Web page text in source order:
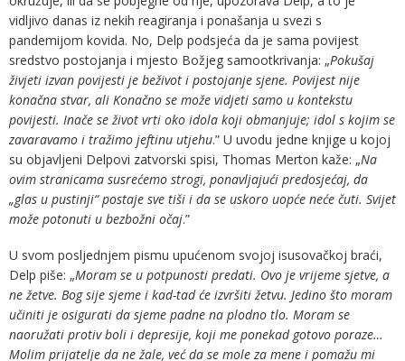
vidljivo danas iz nekih reagiranja i ponašanja u svezi s
pandemijom kovida. No, Delp podsjeća da je sama povijest
sredstvo postojanja i mjesto Božjeg samootkrivanja: „Pokušaj
živjeti izvan povijesti je beživot i postojanje sjene. Povijest nije
konačna stvar, ali Konačno se može vidjeti samo u kontekstu
povijesti. Inače se život vrti oko idola koji obmanjuje; idol s kojim se
zavaravamo i tražimo jeftinu utjehu.” U uvodu jedne knjige u kojoj
su objavljeni Delpovi zatvorski spisi, Thomas Merton kaže: „Na
ovim stranicama susrećemo strogi, ponavljajući predosjećaj, da
„glas u pustinji“ postaje sve tiši i da se uskoro uopće neće čuti. Svijet
može potonuti u bezbožni očaj.”
U svom posljednjem pismu upućenom svojoj isusovačkoj braći,
Delp piše: „Moram se u potpunosti predati. Ovo je vrijeme sjetve, a
ne žetve. Bog sije sjeme i kad-tad će izvršiti žetvu. Jedino što moram
učiniti je osigurati da sjeme padne na plodno tlo. Moram se
naoružati protiv boli i depresije, koji me ponekad gotovo poraze…
Molim prijatelje da ne žale, već da se mole za mene i pomažu mi